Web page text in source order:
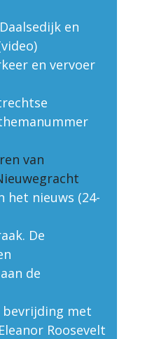
en
en vervoer
van
het nieuws (24-
De
de
bevrijding met
Roosevelt